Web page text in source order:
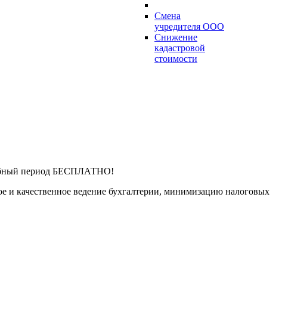
Смена
учредителя ООО
Снижение
кадастровой
стоимости
период БЕСПЛАТНО!
и качественное ведение бухгалтерии, минимизацию налоговых